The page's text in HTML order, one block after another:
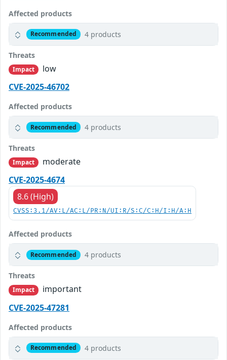
Affected products
Recommended 4 products
Threats
Impact
low
CVE-2025-46702
Affected products
Recommended 4 products
Threats
Impact
moderate
CVE-2025-4674
8.6 (High)
CVSS:3.1/AV:L/AC:L/PR:N/UI:R/S:C/C:H/I:H/A:H
Affected products
Recommended 4 products
Threats
Impact
important
CVE-2025-47281
Affected products
Recommended 4 products